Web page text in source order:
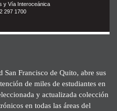
y Vía Interoceánica
297 1700
Francisco de Quito, abre sus
de miles de estudiantes en
y actualizada colección
en todas las áreas del